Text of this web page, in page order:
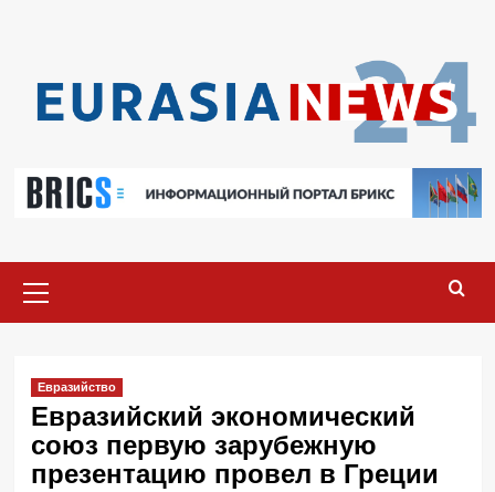
меню
Евразийство
Евразийский экономический
союз первую зарубежную
презентацию провел в Греции